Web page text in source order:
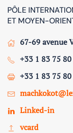
PÔLE
ET MOYEN-
67-69 avenue
+33 1 83 75
+33 1 83 75
Linked-in
vcard